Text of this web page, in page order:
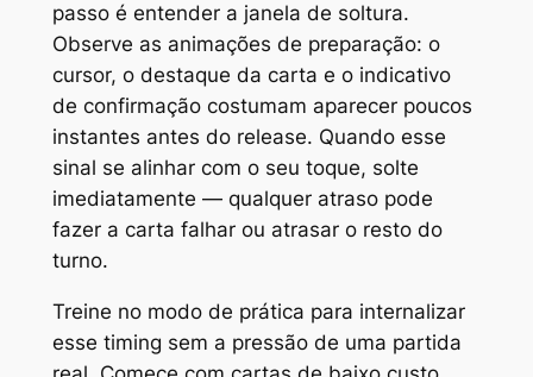
passo é entender a janela de soltura.
Observe as animações de preparação: o
cursor, o destaque da carta e o indicativo
de confirmação costumam aparecer poucos
instantes antes do release. Quando esse
sinal se alinhar com o seu toque, solte
imediatamente — qualquer atraso pode
fazer a carta falhar ou atrasar o resto do
turno.
Treine no modo de prática para internalizar
esse timing sem a pressão de uma partida